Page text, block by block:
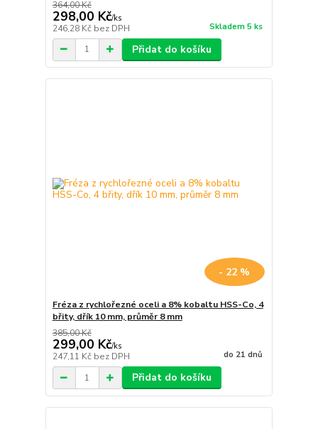
364,00 Kč
298,00 Kč/ks
246,28 Kč bez DPH Skladem 5 ks
Přidat do košíku
- 22 %
Fréza z rychlořezné oceli a 8% kobaltu HSS-Co, 4
břity, dřík 10 mm, průměr 8 mm
385,00 Kč
299,00 Kč/ks
247,11 Kč bez DPH do 21 dnů
Přidat do košíku